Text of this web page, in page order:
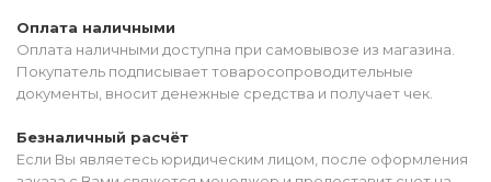
Оплата наличными
Оплата наличными доступна при самовывозе из магазина.
Покупатель подписывает товаросопроводительные
документы, вносит денежные средства и получает чек.
Безналичный расчёт
Если Вы являетесь юридическим лицом, после оформления